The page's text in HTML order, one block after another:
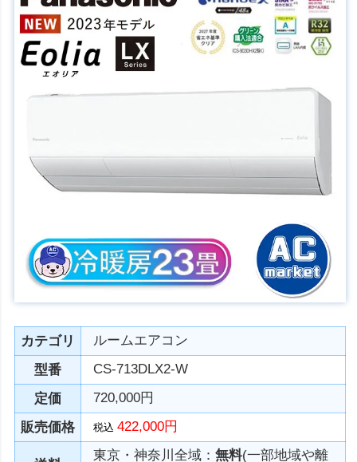
カテゴリ
ルームエアコン
型番
CS-713DLX2-W
定価
720,000円
販売価格
税込422,000円
東京・神奈川全域：無料(一部地域や離